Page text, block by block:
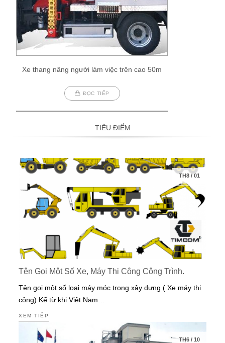
Xe thang nâng người làm việc trên cao 50m
ĐỌC TIẾP
TIÊU ĐIỂM
TH8/01
Tên Gọi Một Số Xe, Máy Thi Công Công Trình.
Tên gọi một số loại máy móc trong xây dựng ( Xe máy thi
công) Kể từ khi Việt Nam…
XEM TIẾP
TH6/ 10